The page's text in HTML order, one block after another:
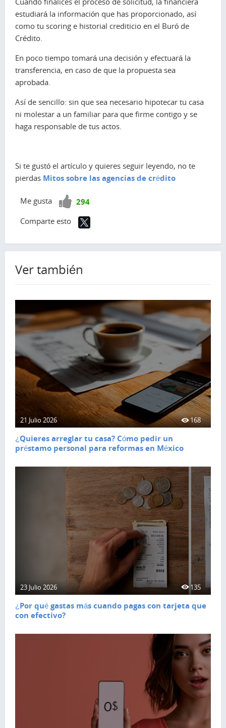
estudiará la información que has proporcionado, así
como tu scoring e historial crediticio en el Buró de
Crédito.
En poco tiempo tomará una decisión y efectuará la
transferencia, en caso de que la propuesta sea
aprobada.
Así de sencillo: sin que sea necesario hipotecar tu casa
ni molestar a un familiar para que firme contigo y se
haga responsable de tus actos.
Si te gustó el artículo y quieres seguir leyendo, no te
pierdas Mitos sobre las agencias de crédito
Me gusta
¡Vota294
Comparte esto
Ver también
21 Julio 2026 168
¿Quieres arreglar tu casa? Cómo pedir un
préstamo personal para reformas en México
23 Julio 2026 135
¿Por qué gastas más cuando pagas con tarjeta que
con efectivo?